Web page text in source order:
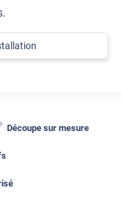
Découpe sur mesure